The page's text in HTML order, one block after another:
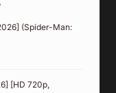
(Spider-Man:
[HD 720p,